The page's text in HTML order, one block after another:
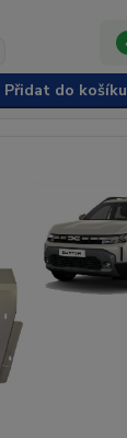
Přidat do košíku